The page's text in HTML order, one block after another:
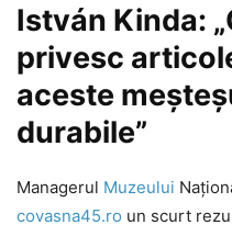
István Kinda:
privesc
aceste
durabile”
Managerul Muzeului
covasna45.ro un scurt